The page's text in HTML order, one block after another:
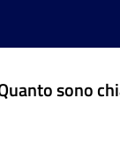
sono